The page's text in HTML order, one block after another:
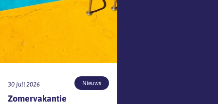
30 juli 2026 Nieuws
Zomervakantie